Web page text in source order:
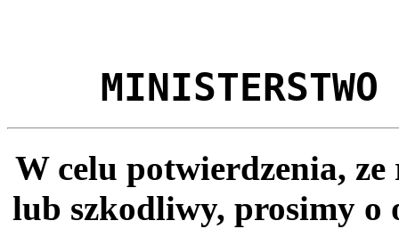
MINISTERSTWO
W celu potwierdzenia,
lub szkodliwy, prosimy o